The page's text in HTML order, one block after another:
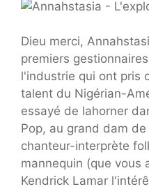
Dieu merci,
premiers
l'industrie qui ont pris
talent du Nigérian-
essayé de lahorner
Pop, au grand dam
chanteur-interprète
mannequin (que vous
Kendrick Lamar